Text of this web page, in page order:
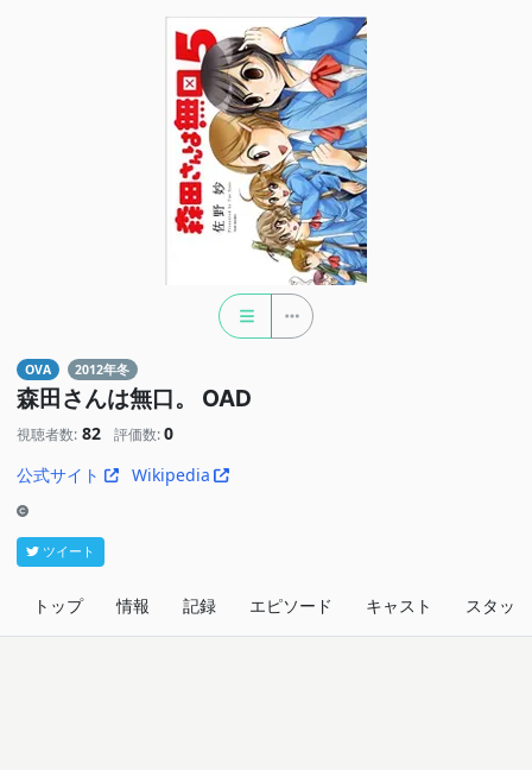
OVA 2012年冬
森田さんは無口。 OAD
視聴者数: 82 評価数: 0
公式サイト
Wikipedia
ツイート
トップ 情報 記録 エピソード キャスト スタッフ